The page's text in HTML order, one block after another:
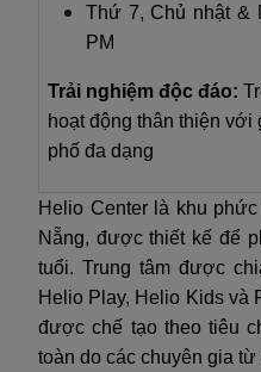
Thứ 7, Chủ nhật &
PM
Trải nghiệm độc đáo:
hoạt động thân thiện
phố đa dạng
Helio Center là khu
Nẵng, được thiết kế để
tuổi. Trung tâm được
Helio Play, Helio Kids và
được chế tạo theo tiêu
toàn do các chuyên gia